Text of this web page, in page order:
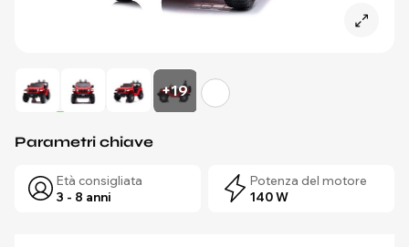
+19
Parametri chiave
Età consigliata
3 - 8 anni
Potenza del motore
140 W